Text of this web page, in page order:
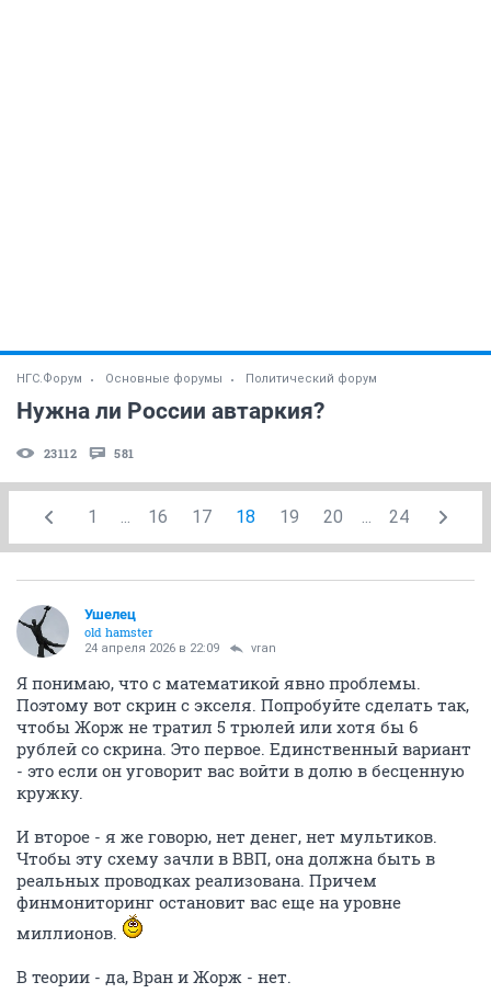
НГС.Форум Основные форумы Политический форум
Нужна ли России автаркия?
23112 581
1 16 17 18 19 20 24
Ушелец
old hamster
24 апреля 2026 в 22:09 vran
Я понимаю, что с математикой явно проблемы.
Поэтому вот скрин с экселя. Попробуйте сделать так,
чтобы Жорж не тратил 5 трюлей или хотя бы 6
рублей со скрина. Это первое. Единственный вариант
- это если он уговорит вас войти в долю в бесценную
кружку.
И второе - я же говорю, нет денег, нет мультиков.
Чтобы эту схему зачли в ВВП, она должна быть в
реальных проводках реализована. Причем
финмониторинг остановит вас еще на уровне
миллионов.
В теории - да, Вран и Жорж - нет.